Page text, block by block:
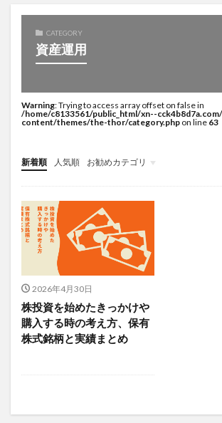
CATEGORY
資産運用
Warning: Trying to access array offset on false in
/home/c8133561/public_html/xn--
content/themes/the-thor/category.php on line 63
新着順 人気順 お勧めカテゴリ
2026年4月30日
株投資を始めたきっかけや
購入する時の考え方、保有
株式銘柄と実績まとめ